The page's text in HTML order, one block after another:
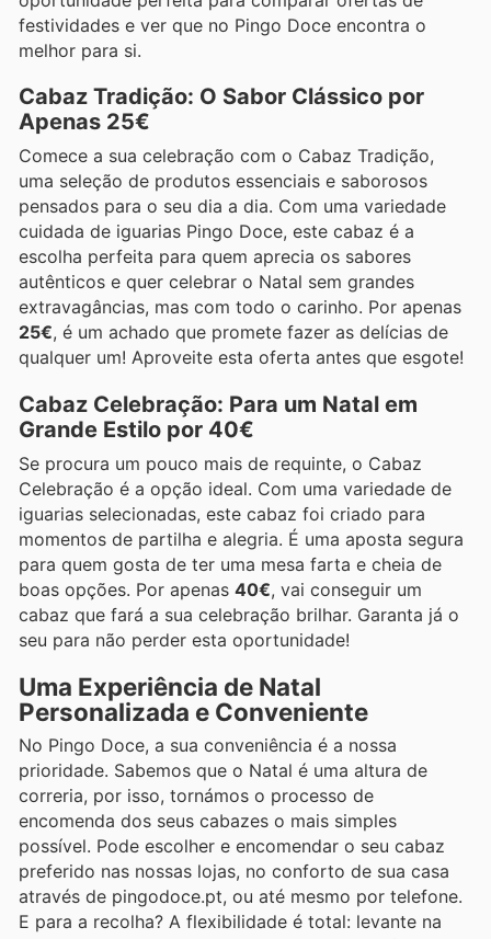
festividades e ver que no Pingo Doce encontra o
melhor para si.
Cabaz Tradição: O Sabor Clássico por
Apenas 25€
Comece a sua celebração com o Cabaz Tradição,
uma seleção de produtos essenciais e saborosos
pensados para o seu dia a dia. Com uma variedade
cuidada de iguarias Pingo Doce, este cabaz é a
escolha perfeita para quem aprecia os sabores
autênticos e quer celebrar o Natal sem grandes
extravagâncias, mas com todo o carinho. Por apenas
25€, é um achado que promete fazer as delícias de
qualquer um! Aproveite esta oferta antes que esgote!
Cabaz Celebração: Para um Natal em
Grande Estilo por 40€
Se procura um pouco mais de requinte, o Cabaz
Celebração é a opção ideal. Com uma variedade de
iguarias selecionadas, este cabaz foi criado para
momentos de partilha e alegria. É uma aposta segura
para quem gosta de ter uma mesa farta e cheia de
boas opções. Por apenas 40€, vai conseguir um
cabaz que fará a sua celebração brilhar. Garanta já o
seu para não perder esta oportunidade!
Uma Experiência de Natal
Personalizada e Conveniente
No Pingo Doce, a sua conveniência é a nossa
prioridade. Sabemos que o Natal é uma altura de
correria, por isso, tornámos o processo de
encomenda dos seus cabazes o mais simples
possível. Pode escolher e encomendar o seu cabaz
preferido nas nossas lojas, no conforto de sua casa
através de pingodoce.pt, ou até mesmo por telefone.
E para a recolha? A flexibilidade é total: levante na